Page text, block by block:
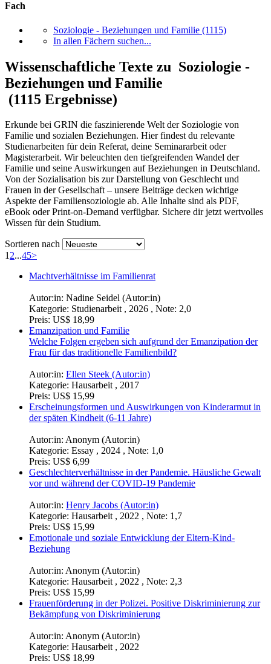
Fach
Soziologie - Beziehungen und Familie (1115)
In allen Fächern suchen...
Wissenschaftliche Texte zu Soziologie -
Beziehungen und Familie
(1115 Ergebnisse)
Erkunde bei GRIN die faszinierende Welt der Soziologie von
Familie und sozialen Beziehungen. Hier findest du relevante
Studienarbeiten für dein Referat, deine Seminararbeit oder
Magisterarbeit. Wir beleuchten den tiefgreifenden Wandel der
Familie und seine Auswirkungen auf Beziehungen in Deutschland.
Von der Sozialisation bis zur Darstellung von Geschlecht und
Frauen in der Gesellschaft – unsere Beiträge decken wichtige
Aspekte der Familiensoziologie ab. Alle Inhalte sind als PDF,
eBook oder Print-on-Demand verfügbar. Sichere dir jetzt wertvolles
Wissen für dein Studium.
Sortieren nach
12...45>
Machtverhältnisse im Familienrat
Autor:in: Nadine Seidel (Autor:in)
Kategorie: Studienarbeit , 2026 , Note: 2,0
Preis: US$ 18,99
Emanzipation und Familie
Welche Folgen ergeben sich aufgrund der Emanzipation der
Frau für das traditionelle Familienbild?
Autor:in: Ellen Steek (Autor:in)
Kategorie: Hausarbeit , 2017
Preis: US$ 15,99
Erscheinungsformen und Auswirkungen von Kinderarmut in
der späten Kindheit (6-11 Jahre)
Autor:in: Anonym (Autor:in)
Kategorie: Essay , 2024 , Note: 1,0
Preis: US$ 6,99
Geschlechterverhältnisse in der Pandemie. Häusliche Gewalt
vor und während der COVID-19 Pandemie
Autor:in: Henry Jacobs (Autor:in)
Kategorie: Hausarbeit , 2022 , Note: 1,7
Preis: US$ 15,99
Emotionale und soziale Entwicklung der Eltern-Kind-
Beziehung
Autor:in: Anonym (Autor:in)
Kategorie: Hausarbeit , 2022 , Note: 2,3
Preis: US$ 15,99
Frauenförderung in der Polizei. Positive Diskriminierung zur
Bekämpfung von Diskriminierung
Autor:in: Anonym (Autor:in)
Kategorie: Hausarbeit , 2022
Preis: US$ 18,99